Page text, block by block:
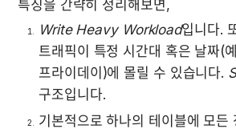
특징을 간략히 정리해보면,
Write Heavy Workload입니다.
트래픽이 특정 시간대 혹은 날짜(
프라이데이)에 몰릴 수 있습니다.
구조입니다.
기본적으로 하나의 테이블에 모든